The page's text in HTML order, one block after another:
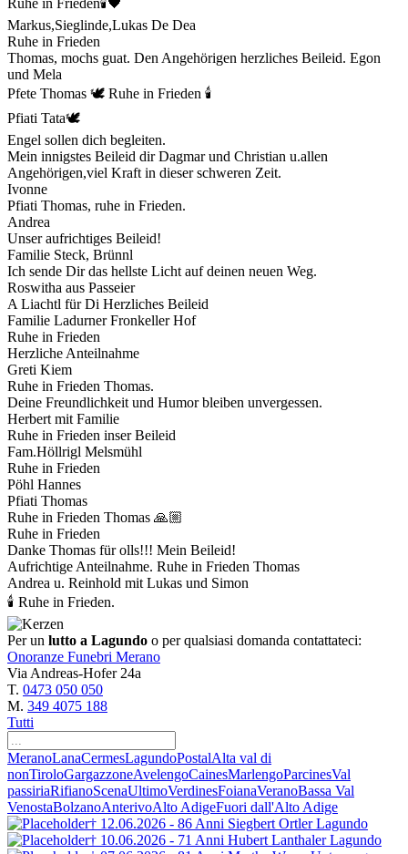
Markus,Sieglinde,Lukas De Dea
Ruhe in Frieden
Thomas, mochs guat. Den Angehörigen herzliches Beileid. Egon
und Mela
Pfete Thomas 🕊 Ruhe in Frieden 🕯
Pfiati Tata🕊
Engel sollen dich begleiten.
Mein innigstes Beileid dir Dagmar und Christian u.allen
Angehörigen,viel Kraft in dieser schweren Zeit.
Ivonne
Pfiati Thomas, ruhe in Frieden.
Andrea
Unser aufrichtiges Beileid!
Familie Steck, Brünnl
Ich sende Dir das hellste Licht auf deinen neuen Weg.
Roswitha aus Passeier
A Liachtl für Di Herzliches Beileid
Familie Ladurner Fronkeller Hof
Ruhe in Frieden
Herzliche Anteilnahme
Greti Kiem
Ruhe in Frieden Thomas.
Deine Freundlichkeit und Humor bleiben unvergessen.
Herbert mit Familie
Ruhe in Frieden inser Beileid
Fam.Höllrigl Melsmühl
Ruhe in Frieden
Pöhl Hannes
Pfiati Thomas
Ruhe in Frieden Thomas 🙏🏼
Ruhe in Frieden
Danke Thomas für olls!!! Mein Beileid!
Aufrichtige Anteilnahme. Ruhe in Frieden Thomas
Andrea u. Reinhold mit Lukas und Simon
🕯 Ruhe in Frieden.
Per un lutto a Lagundo o per qualsiasi domanda contattateci:
Onoranze Funebri Merano
Via Andreas-Hofer 24a
T. 0473 050 050
M. 349 4075 188
Tutti
MeranoLanaCermesLagundoPostalAlta val di
nonTiroloGargazzoneAvelengoCainesMarlengoParcinesVal
passiriaRifianoScenaUltimoVerdinesFoianaVeranoBassa Val
VenostaBolzanoAnterivoAlto AdigeFuori dall'Alto Adige
† 12.06.2026 - 86 Anni Siegbert OrtlerLagundo
† 10.06.2026 - 71 Anni Hubert LanthalerLagundo